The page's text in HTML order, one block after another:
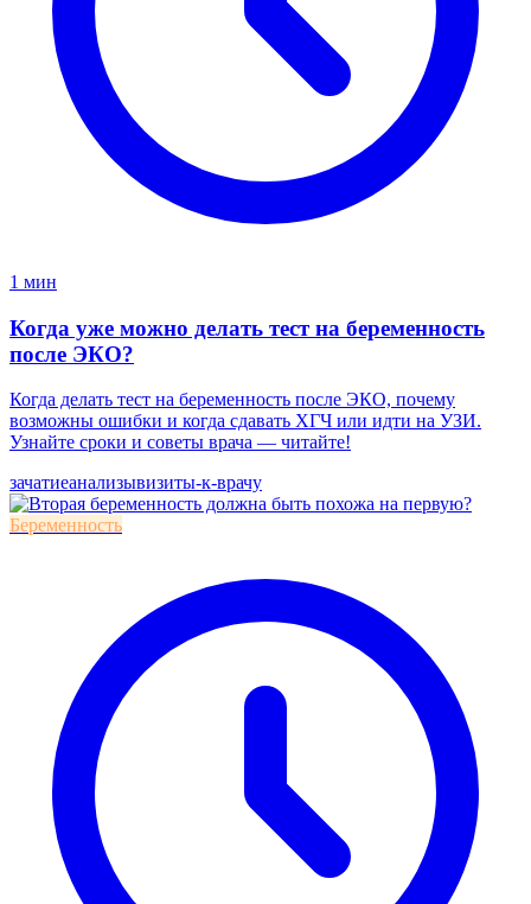
1 мин
Когда уже можно делать тест на беременность
после ЭКО?
Когда делать тест на беременность после ЭКО, почему
возможны ошибки и когда сдавать ХГЧ или идти на УЗИ.
Узнайте сроки и советы врача — читайте!
зачатиеанализывизиты-к-врачу
Беременность